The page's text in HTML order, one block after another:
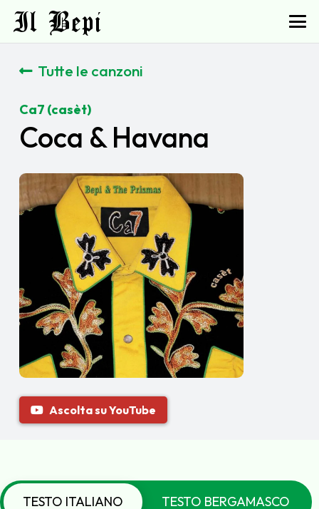
Il Bepi
Tutte le canzoni
Ca7 (casèt)
Coca & Havana
Ascolta su YouTube
TESTO ITALIANO TESTO BERGAMASCO